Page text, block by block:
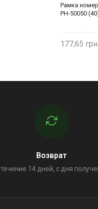
Рамка
РН-50050
177,65
Возврат
14 дней, с дня